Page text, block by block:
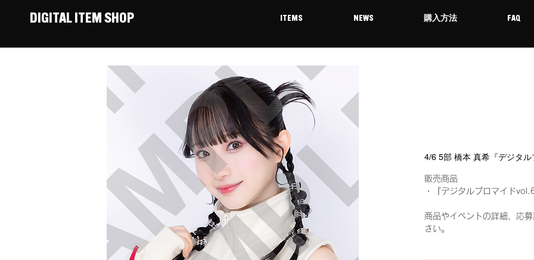
DIGITAL ITEM SHOP ITEMS NEWS 購入方法 FAQ
4/6 5部 橋本 真希『デジタ
販売商品
・『デジタルブロマイド
商品やイベントの詳細、応
さい。